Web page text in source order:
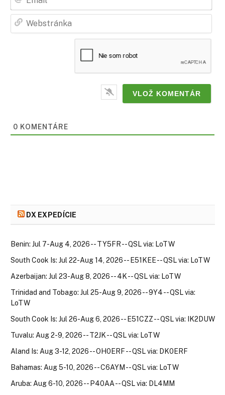
0 KOMENTÁRE
DX EXPEDÍCIE
Benin: Jul 7-Aug 4, 2026 -- TY5FR -- QSL via: LoTW
South Cook Is: Jul 22-Aug 14, 2026 -- E51KEE -- QSL via: LoTW
Azerbaijan: Jul 23-Aug 8, 2026 -- 4K -- QSL via: LoTW
Trinidad and Tobago: Jul 25-Aug 9, 2026 -- 9Y4 -- QSL via:
LoTW
South Cook Is: Jul 26-Aug 6, 2026 -- E51CZZ -- QSL via: IK2DUW
Tuvalu: Aug 2-9, 2026 -- T2JK -- QSL via: LoTW
Aland Is: Aug 3-12, 2026 -- OH0ERF -- QSL via: DK0ERF
Bahamas: Aug 5-10, 2026 -- C6AYM -- QSL via: LoTW
Aruba: Aug 6-10, 2026 -- P40AA -- QSL via: DL4MM